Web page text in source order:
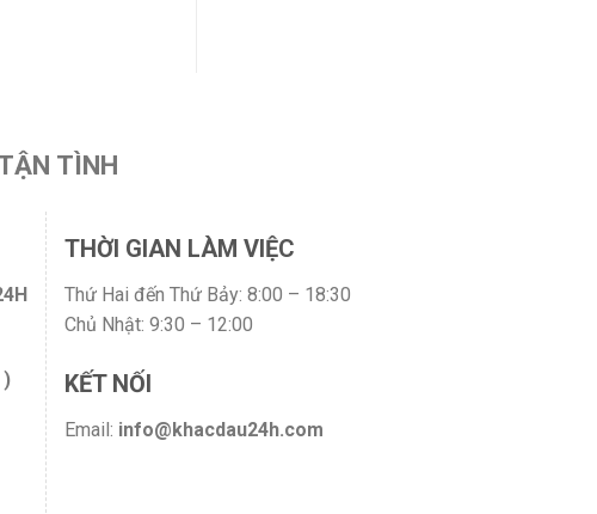
TÌNH
)
THỜI GIAN LÀM VIỆC
Thứ Hai đến Thứ Bảy: 8:00 – 18:30
Chủ Nhật: 9:30 – 12:00
KẾT NỐI
Email: info@khacdau24h.com